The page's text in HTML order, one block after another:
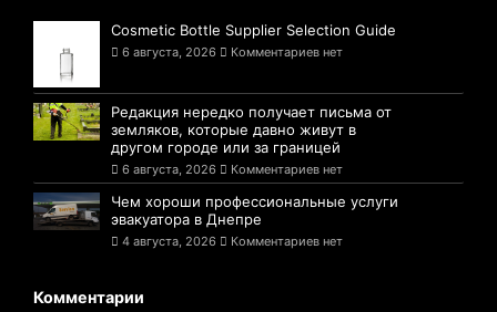
Cosmetic Bottle Supplier Selection Guide
6 августа, 2026 Комментариев нет
Редакция нередко получает письма от
земляков, которые давно живут в
другом городе или за границей
6 августа, 2026 Комментариев нет
Чем хороши профессиональные услуги
эвакуатора в Днепре
4 августа, 2026 Комментариев нет
Комментарии